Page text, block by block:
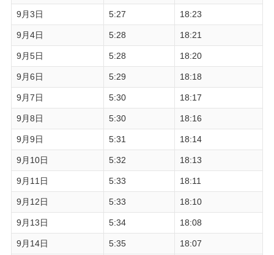
9月3日 5:27 18:23
9月4日 5:28 18:21
9月5日 5:28 18:20
9月6日 5:29 18:18
9月7日 5:30 18:17
9月8日 5:30 18:16
9月9日 5:31 18:14
9月10日 5:32 18:13
9月11日 5:33 18:11
9月12日 5:33 18:10
9月13日 5:34 18:08
9月14日 5:35 18:07